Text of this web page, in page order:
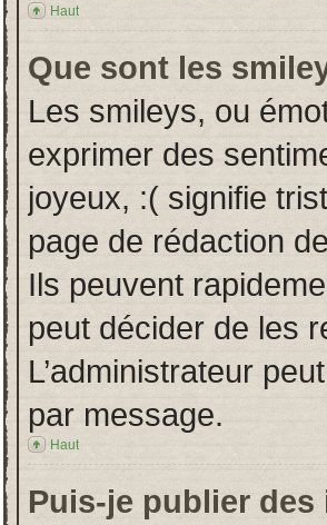
Haut
Que sont les
Les smileys, ou
exprimer des
joyeux, :( signifie
page de rédaction
Ils peuvent
peut décider de les
L’administrateur
par message.
Haut
Puis-je publier des